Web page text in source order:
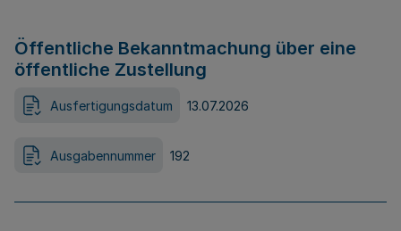
Öffentliche Bekanntmachung über eine
öffentliche Zustellung
Ausfertigungsdatum 13.07.2026
Ausgabennummer 192